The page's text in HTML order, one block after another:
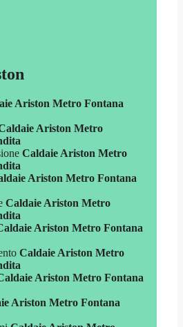
Ariston Metro Fontana
Ariston Metro
Caldaie Ariston Metro
Ariston Metro Fontana
Caldaie Ariston Metro
Ariston Metro Fontana
Caldaie Ariston Metro
Ariston Metro Fontana
Ariston Metro Fontana